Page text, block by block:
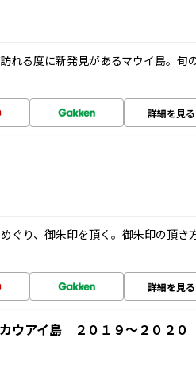
れる度に新発見があるマウイ島。旬
詳細を見る
ぐり、御朱印を頂く。御朱印の頂き
詳細を見る
アイ島 ２０１９～２０２０